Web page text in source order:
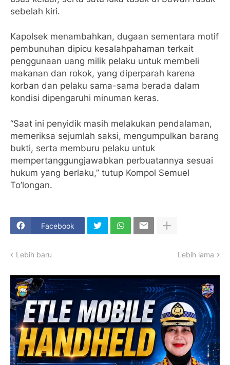
sebelah kiri.
Kapolsek menambahkan, dugaan sementara motif
pembunuhan dipicu kesalahpahaman terkait
penggunaan uang milik pelaku untuk membeli
makanan dan rokok, yang diperparah karena
korban dan pelaku sama-sama berada dalam
kondisi dipengaruhi minuman keras.
“Saat ini penyidik masih melakukan pendalaman,
memeriksa sejumlah saksi, mengumpulkan barang
bukti, serta memburu pelaku untuk
mempertanggungjawabkan perbuatannya sesuai
hukum yang berlaku,” tutup Kompol Semuel
To’longan.
Facebook
Lebih baru Lebih lama